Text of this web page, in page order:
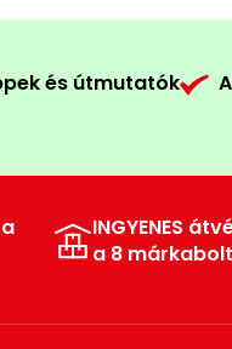
és útmutatók
INGYENES
a 8